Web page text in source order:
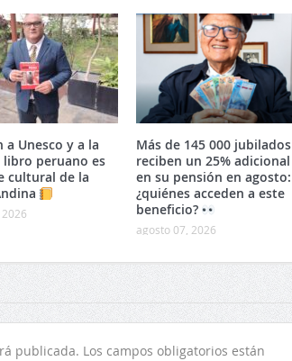
a Unesco y a la
libro peruano es
cultural de la
Más de 145 000 jubilados
reciben un 25% adicional
en su pensión en agosto:
¿quiénes acceden a este
beneficio?
agosto 07, 2026
publicada. Los campos obligatorios están